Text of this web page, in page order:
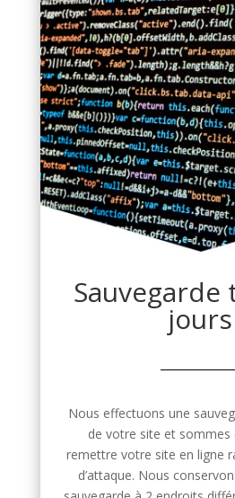
Sauvegarde
jours
Nous effectuons une
de votre site et sommes
remettre votre site en ligne
d’attaque. Nous